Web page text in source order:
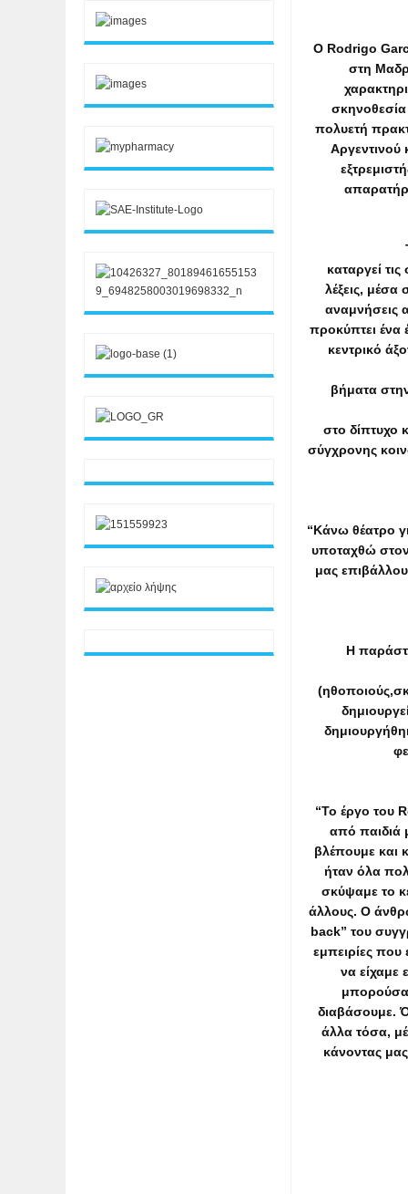
O Rodrigo
στη
πολυετή
Αργεντινού
καταργεί
λέξεις, μέσα
αναμνήσεις
προκύπτει ένα
κεντρικό
βήματα
στο δίπτυχο
σύγχρονης
“Κάνω θέατρο
υποταχθώ
μας
Η
“To έργο του
από παιδιά
βλέπουμε και
ήταν όλα
σκύψαμε το
άλλους. Ο
back” του
εμπειρίες που
να είχαμε
διαβάσουμε.
άλλα τόσα,
κάνοντας